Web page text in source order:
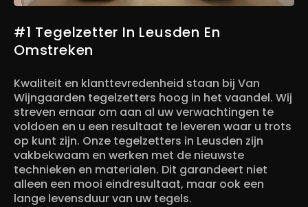
#1 Tegelzetter In Leusden En
Omstreken
Kwaliteit en klanttevredenheid staan bij Van
Wijngaarden tegelzetters hoog in het vaandel. Wij
streven ernaar om aan al uw verwachtingen te
voldoen en u een resultaat te leveren waar u trots
op kunt zijn. Onze tegelzetters in Leusden zijn
vakbekwaam en werken met de nieuwste
technieken en materialen. Dit garandeert niet
alleen een mooi eindresultaat, maar ook een
lange levensduur van uw tegels.